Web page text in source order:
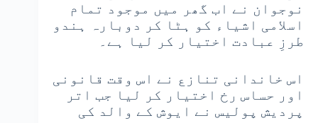
نوجوان نے اب گھر میں موجود تمام
اسلامی اشیاء کو ہٹا کر دوبارہ ہندو
طرزِ عبادت اختیار کر لیا ہے۔
اس خاندانی تنازع نے اس وقت قانونی
اور حساس رخ اختیار کر لیا جب اتر
پردیش پولیس نے ایوش کے والد کی